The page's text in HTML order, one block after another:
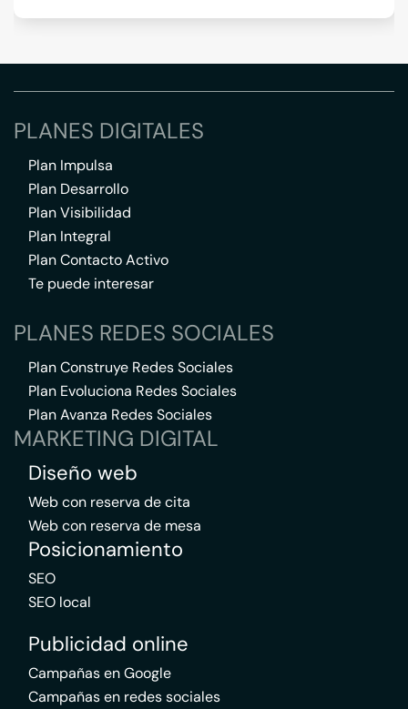
PLANES DIGITALES
Plan Impulsa
Plan Desarrollo
Plan Visibilidad
Plan Integral
Plan Contacto Activo
Te puede interesar
PLANES REDES SOCIALES
Plan Construye Redes Sociales
Plan Evoluciona Redes Sociales
Plan Avanza Redes Sociales
MARKETING DIGITAL
Diseño web
Web con reserva de cita
Web con reserva de mesa
Posicionamiento
SEO
SEO local
Publicidad online
Campañas en Google
Campañas en redes sociales